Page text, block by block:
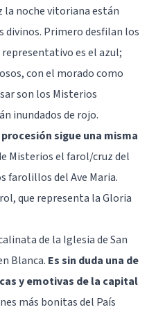
la noche vitoriana están
divinos. Primero desfilan los
es el azul;
con el morado como
son los Misterios
inundados de rojo.
sigue una misma
Misterios el farol/cruz del
farolillos del Ave Maria.
que representa la Gloria
de la Iglesia de San
Blanca. Es sin duda una de
y emotivas de la capital
más bonitas del País